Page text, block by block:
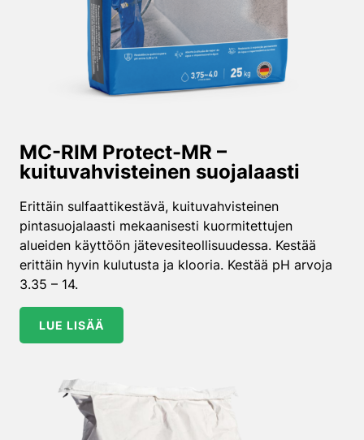
MC-RIM Protect-MR –
kuituvahvisteinen suojalaasti
Erittäin sulfaattikestävä, kuituvahvisteinen
pintasuojalaasti mekaanisesti kuormitettujen
alueiden käyttöön jätevesiteollisuudessa. Kestää
erittäin hyvin kulutusta ja klooria. Kestää pH arvoja
3.35 – 14.
LUE LISÄÄ